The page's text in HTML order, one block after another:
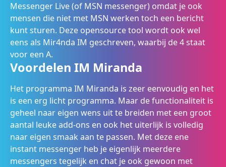
Messenger Live (of MSN messenger) omdat je ook
mensen die niet met MSN werken toch een bericht
kunt sturen. Deze opensource tool wordt ook wel
eens als Mir4nda IM geschreven, waarbij de 4 staat
voor een A.
Voordelen IM Miranda
Het programma IM Miranda is zeer eenvoudig en het
is een erg licht programma. Maar de functionaliteit is
geheel naar eigen wens uit te breiden met een groot
aantal leuke add-ons en ook het uiterlijk is volledig
naar eigen smaak aan te passen. Met deze ene
instant messenger heb je eigenlijk meerdere
messengers tegelijk en chat je ook gewoon met